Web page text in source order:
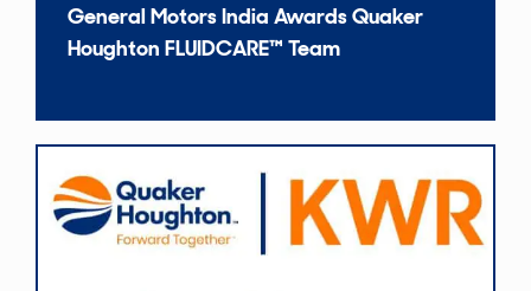
General Motors India Awards Quaker
Houghton FLUIDCARE™ Team